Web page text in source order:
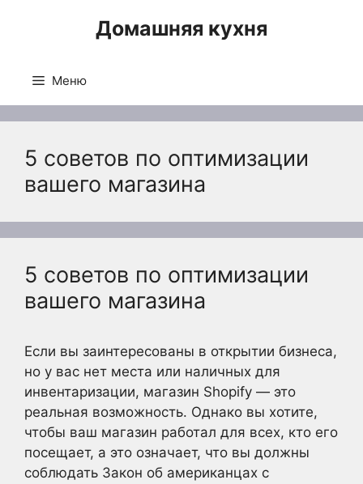
Домашняя кухня
Меню
5 советов по оптимизации
вашего магазина
5 советов по оптимизации
вашего магазина
Если вы заинтересованы в открытии бизнеса,
но у вас нет места или наличных для
инвентаризации, магазин Shopify — это
реальная возможность. Однако вы хотите,
чтобы ваш магазин работал для всех, кто его
посещает, а это означает, что вы должны
соблюдать Закон об американцах с